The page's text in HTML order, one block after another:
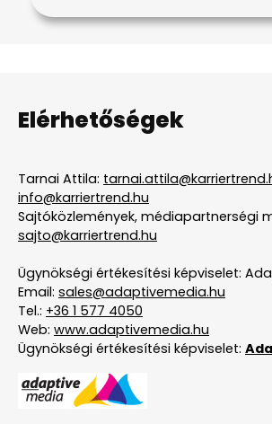
Elérhetőségek
Tarnai Attila:
info@karriertrend.hu
Sajtóközlemények, médiapartnerségi
sajto@karriertrend.hu
Ügynökségi értékesítési képviselet:
Email: sales@adaptivemedia.hu
Tel.: +36 1 577 4050
Web: www.adaptivemedia.hu
Ügynökségi értékesítési képviselet: